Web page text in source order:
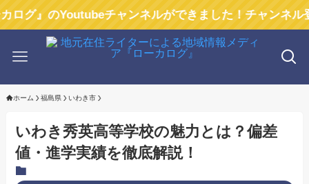
のYoutubeチャンネルができました！チャンネル登録お
ホーム 福島県 いわき市
いわき秀英高等学校の魅力とは？偏差
値・進学実績を徹底解説！